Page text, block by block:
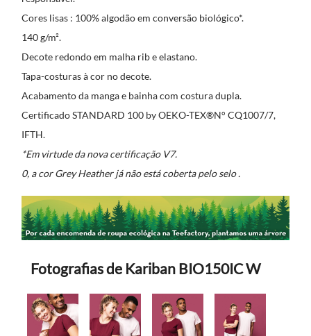
Cores lisas : 100% algodão em conversão biológico*.
140 g/m².
Decote redondo em malha rib e elastano.
Tapa-costuras à cor no decote.
Acabamento da manga e bainha com costura dupla.
Certificado STANDARD 100 by OEKO-TEX®N° CQ1007/7,
IFTH.
*Em virtude da nova certificação V7.
0, a cor Grey Heather já não está coberta pelo selo .
Fotografias de Kariban BIO150IC W